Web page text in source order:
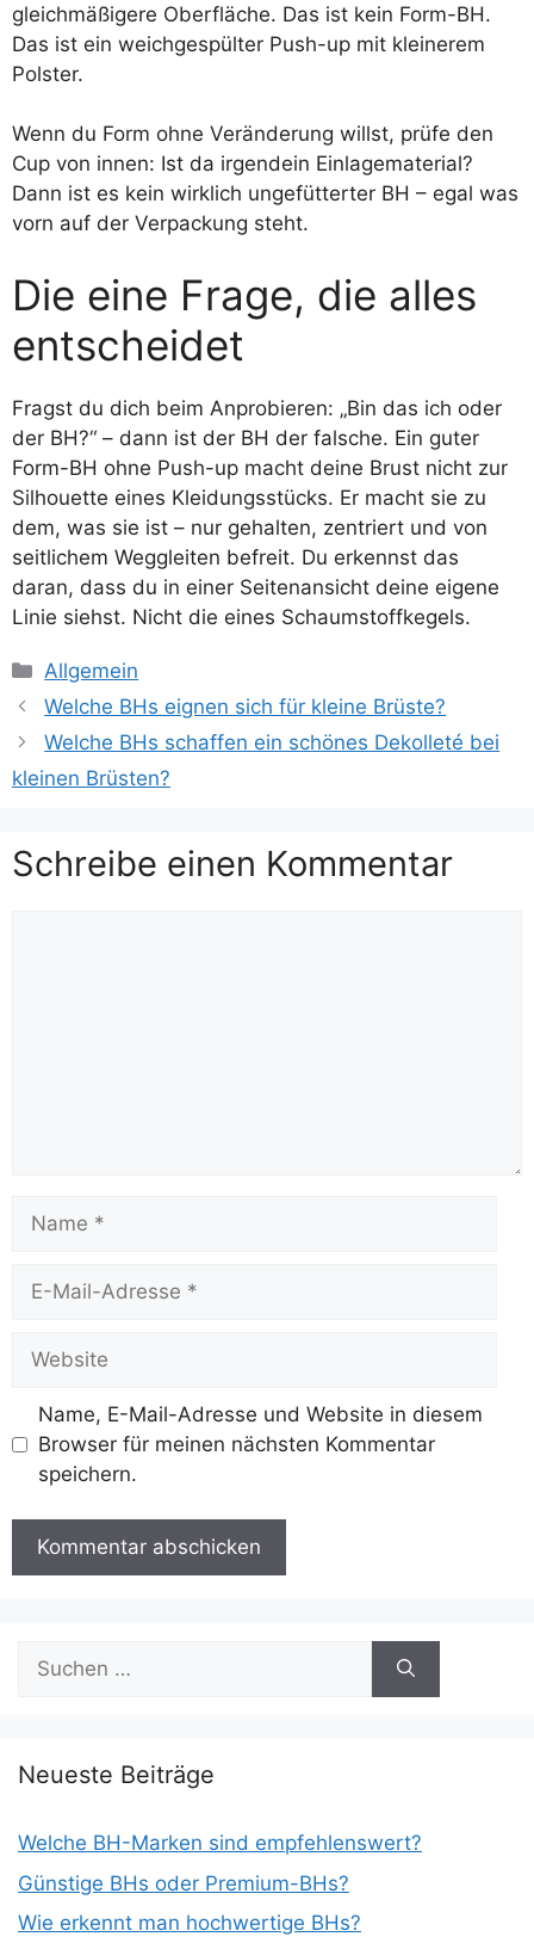
gleichmäßigere Oberfläche. Das ist kein Form-BH.
Das ist ein weichgespülter Push-up mit kleinerem
Polster.
Wenn du Form ohne Veränderung willst, prüfe den
Cup von innen: Ist da irgendein Einlagematerial?
Dann ist es kein wirklich ungefütterter BH – egal was
vorn auf der Verpackung steht.
Die eine Frage, die alles
entscheidet
Fragst du dich beim Anprobieren: „Bin das ich oder
der BH?“ – dann ist der BH der falsche. Ein guter
Form-BH ohne Push-up macht deine Brust nicht zur
Silhouette eines Kleidungsstücks. Er macht sie zu
dem, was sie ist – nur gehalten, zentriert und von
seitlichem Weggleiten befreit. Du erkennst das
daran, dass du in einer Seitenansicht deine eigene
Linie siehst. Nicht die eines Schaumstoffkegels.
Kategorien
Allgemein
Welche BHs eignen sich für kleine Brüste?
Welche BHs schaffen ein schönes Dekolleté bei
kleinen Brüsten?
Schreibe einen Kommentar
Mail-
Name, E-Mail-Adresse und Website in diesem
Browser für meinen nächsten Kommentar
speichern.
Suchen
nach:
Neueste Beiträge
Welche BH-Marken sind empfehlenswert?
Günstige BHs oder Premium-BHs?
Wie erkennt man hochwertige BHs?